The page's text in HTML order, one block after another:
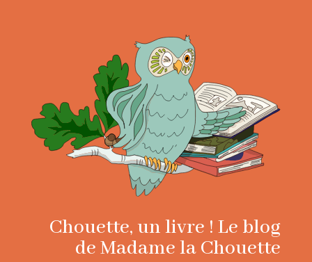
Chouette, un livre ! Le blog
de Madame la Chouette